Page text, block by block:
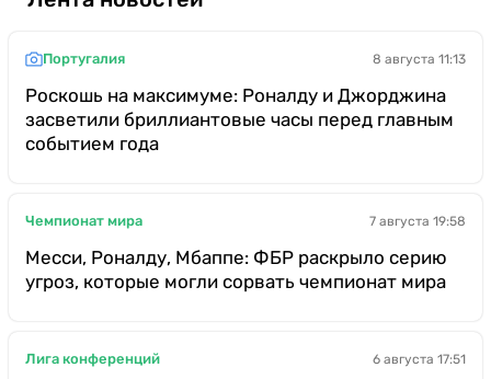
Португалия 8 августа 11:13
Роскошь на максимуме: Роналду и Джорджина
засветили бриллиантовые часы перед главным
событием года
Чемпионат мира 7 августа 19:58
Месси, Роналду, Мбаппе: ФБР раскрыло серию
угроз, которые могли сорвать чемпионат мира
Лига конференций 6 августа 17:51